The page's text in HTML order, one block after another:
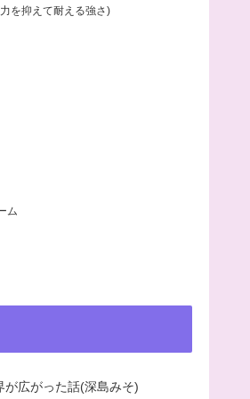
を抑えて耐える強さ)
ム
が広がった話(深島みそ)